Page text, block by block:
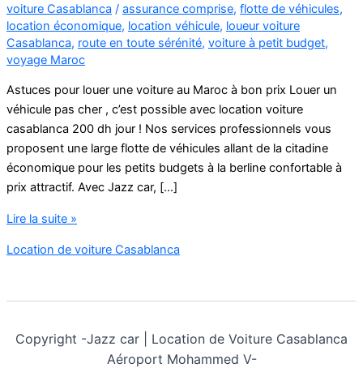
voiture Casablanca / assurance comprise, flotte de véhicules,
location économique, location véhicule, loueur voiture
Casablanca, route en toute sérénité, voiture à petit budget,
voyage Maroc
Astuces pour louer une voiture au Maroc à bon prix Louer un
véhicule pas cher , c’est possible avec location voiture
casablanca 200 dh jour ! Nos services professionnels vous
proposent une large flotte de véhicules allant de la citadine
économique pour les petits budgets à la berline confortable à
prix attractif. Avec Jazz car, […]
Location
voiture
avec
Lire la suite »
Location de voiture Casablanca
Copyright -Jazz car | Location de Voiture Casablanca
Aéroport Mohammed V-